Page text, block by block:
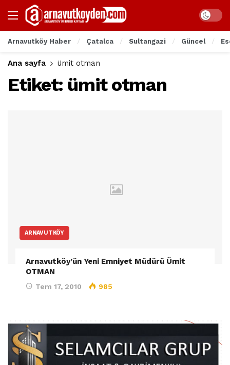
Arnavutköy Haber Çatalca Sultangazi Güncel
Ana sayfa ümit otman
Etiket: ümit otman
ARNAVUTKÖY
Arnavutköy’ün Yeni Emniyet Müdürü Ümit
OTMAN
Tem 17, 2010 985